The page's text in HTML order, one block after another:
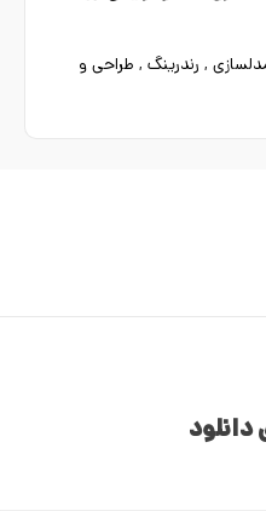
, رندرینگ , طراحی و